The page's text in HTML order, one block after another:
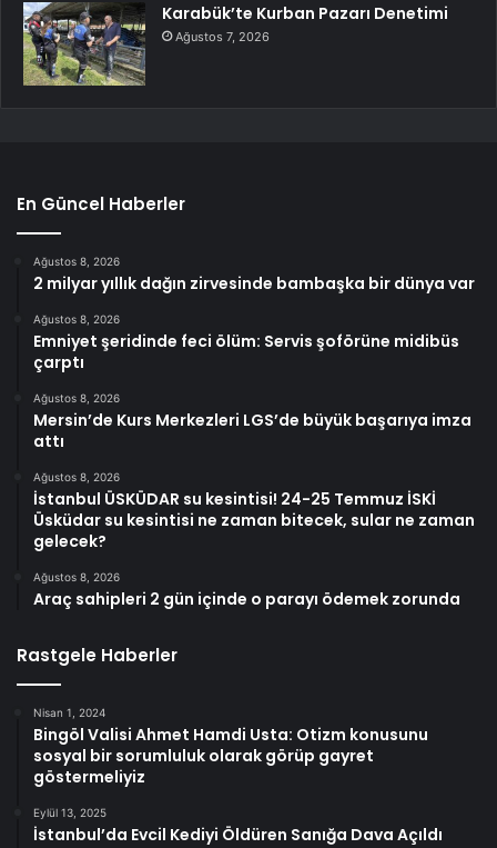
Karabük’te Kurban Pazarı Denetimi
Ağustos 7, 2026
En Güncel Haberler
Ağustos 8, 2026
2 milyar yıllık dağın zirvesinde bambaşka bir dünya var
Ağustos 8, 2026
Emniyet şeridinde feci ölüm: Servis şoförüne midibüs
çarptı
Ağustos 8, 2026
Mersin’de Kurs Merkezleri LGS’de büyük başarıya imza
attı
Ağustos 8, 2026
İstanbul ÜSKÜDAR su kesintisi! 24-25 Temmuz İSKİ
Üsküdar su kesintisi ne zaman bitecek, sular ne zaman
gelecek?
Ağustos 8, 2026
Araç sahipleri 2 gün içinde o parayı ödemek zorunda
Rastgele Haberler
Nisan 1, 2024
Bingöl Valisi Ahmet Hamdi Usta: Otizm konusunu
sosyal bir sorumluluk olarak görüp gayret
göstermeliyiz
Eylül 13, 2025
İstanbul’da Evcil Kediyi Öldüren Sanığa Dava Açıldı